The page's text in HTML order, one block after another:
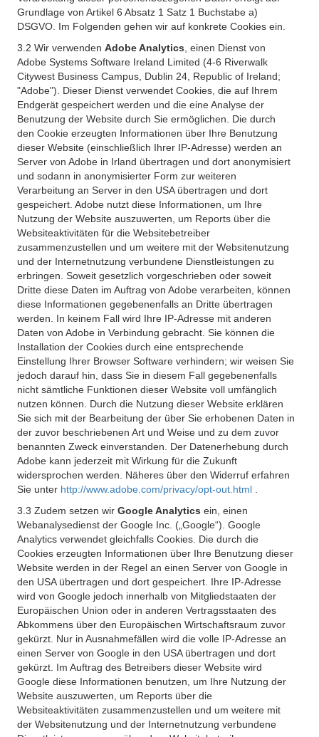
Grundlage von Artikel 6 Absatz 1 Satz 1 Buchstabe a)
DSGVO. Im Folgenden gehen wir auf konkrete Cookies ein.
3.2 Wir verwenden Adobe Analytics , einen Dienst von
Adobe Systems Software Ireland Limited (4-6 Riverwalk
Citywest Business Campus, Dublin 24, Republic of Ireland;
"Adobe"). Dieser Dienst verwendet Cookies, die auf Ihrem
Endgerät gespeichert werden und die eine Analyse der
Benutzung der Website durch Sie ermöglichen. Die durch
den Cookie erzeugten Informationen über Ihre Benutzung
dieser Website (einschließlich Ihrer IP-Adresse) werden an
Server von Adobe in Irland übertragen und dort anonymisiert
und sodann in anonymisierter Form zur weiteren
Verarbeitung an Server in den USA übertragen und dort
gespeichert. Adobe nutzt diese Informationen, um Ihre
Nutzung der Website auszuwerten, um Reports über die
Websiteaktivitäten für die Websitebetreiber
zusammenzustellen und um weitere mit der Websitenutzung
und der Internetnutzung verbundene Dienstleistungen zu
erbringen. Soweit gesetzlich vorgeschrieben oder soweit
Dritte diese Daten im Auftrag von Adobe verarbeiten, können
diese Informationen gegebenenfalls an Dritte übertragen
werden. In keinem Fall wird Ihre IP-Adresse mit anderen
Daten von Adobe in Verbindung gebracht. Sie können die
Installation der Cookies durch eine entsprechende
Einstellung Ihrer Browser Software verhindern; wir weisen Sie
jedoch darauf hin, dass Sie in diesem Fall gegebenenfalls
nicht sämtliche Funktionen dieser Website voll umfänglich
nutzen können. Durch die Nutzung dieser Website erklären
Sie sich mit der Bearbeitung der über Sie erhobenen Daten in
der zuvor beschriebenen Art und Weise und zu dem zuvor
benannten Zweck einverstanden. Der Datenerhebung durch
Adobe kann jederzeit mit Wirkung für die Zukunft
widersprochen werden. Näheres über den Widerruf erfahren
Sie unter http://www.adobe.com/privacy/opt-out.html
3.3 Zudem setzen wir Google Analytics ein, einen
Webanalysedienst der Google Inc. („Google“). Google
Analytics verwendet gleichfalls Cookies. Die durch die
Cookies erzeugten Informationen über Ihre Benutzung dieser
Website werden in der Regel an einen Server von Google in
den USA übertragen und dort gespeichert. Ihre IP-Adresse
wird von Google jedoch innerhalb von Mitgliedstaaten der
Europäischen Union oder in anderen Vertragsstaaten des
Abkommens über den Europäischen Wirtschaftsraum zuvor
gekürzt. Nur in Ausnahmefällen wird die volle IP-Adresse an
einen Server von Google in den USA übertragen und dort
gekürzt. Im Auftrag des Betreibers dieser Website wird
Google diese Informationen benutzen, um Ihre Nutzung der
Website auszuwerten, um Reports über die
Websiteaktivitäten zusammenzustellen und um weitere mit
der Websitenutzung und der Internetnutzung verbundene